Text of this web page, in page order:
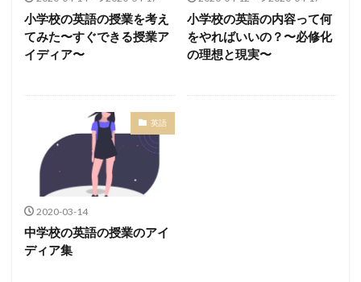
小学校の英語の授業を考え
てみた〜すぐできる授業ア
イディア〜
小学校の英語の内容って何
をやればいいの？〜必修化
の理想と現実〜
英語
2020-03-14
中学校の英語の授業のアイ
ディア集